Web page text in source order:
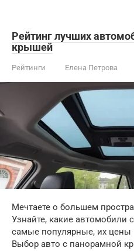
Рейтинг лучших
крышей
Рейтинги Елена Петрова
Мечтаете о большем
Узнайте, какие
самые популярные, их
Выбор авто с панорамной